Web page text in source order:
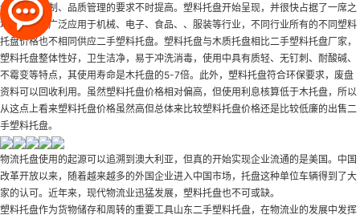
件、过程控制、品质管理的要求不时提高。塑料托盘开始呈现，并很快占据了一席之
地。目前已广泛应用于机械、电子、食品、、服装等行业，不同行业所有的不同塑料
托盘价格也不相同供应二手塑料托盘。塑料托盘与木质托盘相比二手塑料托盘厂家 ，
塑料托盘整体性好，卫生洁净，易于冲洗消毒，使用中具有质轻、无钉刺、耐酸碱、
不霉变等特点，其使用寿命是木托盘的5-7倍。此外，塑料托盘符合环保要求，废盘
资料可以回收利用。虽然塑料托盘价格相对偏高，但使用利息核算低于木托盘，所以
从这点上看来塑料托盘价格虽然高但总体来比较塑料托盘价格还是比较低廉的出售二
手塑料托盘。
物流托盘使用的起源可以追溯到澳大利亚，但真的开始实现企业流通的是美国。中国
改革开放以来，随着越来越多的外国企业进入中国市场，托盘这种单位车辆得到了大
家的认可。近年来，现代物流业迅猛发展，塑料托盘也不可或缺。
塑料托盘作为货物储存和周转的重要工具山东二手塑料托盘，在物流业的发展中发挥